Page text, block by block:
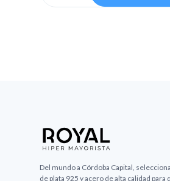
Del mundo a Córdoba Capital,
de plata 925 y acero de alta calidad para